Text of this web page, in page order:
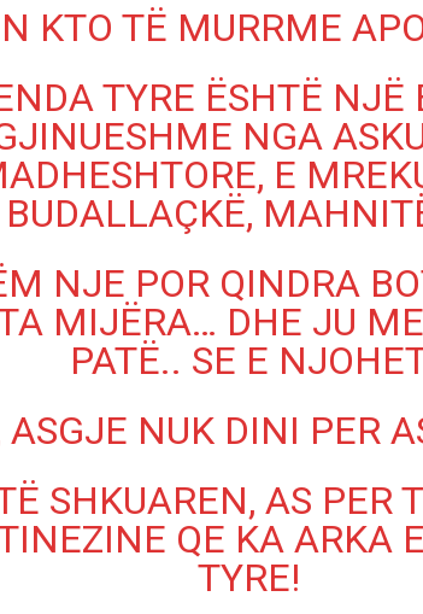
KTO TË MURRME
TYRE ËSHTË NJË
NGA
E
BUDALLAÇKË,
NJE POR QINDRA
MIJËRA… DHE JU
PATË.. SE E
ASGJE NUK DINI PER
SHKUAREN, AS PER
QE KA ARKA
TYRE!